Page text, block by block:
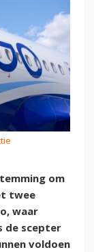
om
twee
waar
de scepter
voldoen